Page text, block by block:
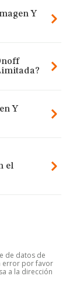
Y
Y
el
de datos de
error por favor
a la dirección